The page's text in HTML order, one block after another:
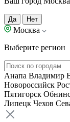
Да Нет
Москва
Выберите регион
Анапа Владимир
Новороссийск
Пятигорск
Липецк Чехов